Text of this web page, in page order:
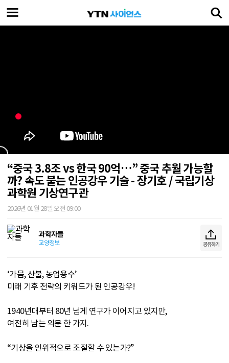
“중국 3.8조 vs 한국 90억…” 중국 추월 가능할
까? 속도 붙는 인공강우 기술 - 장기호 / 국립기상
과학원 기상연구관
2026년 01월 28일 오전 09:00
과학자들
교양정보 공유하기
‘가뭄, 산불, 농업용수’
미래 기후 전략의 키워드가 된 인공강우!
1940년대부터 80년 넘게 연구가 이어지고 있지만,
여전히 남는 의문 한 가지.
“기상을 인위적으로 조절할 수 있는가?”